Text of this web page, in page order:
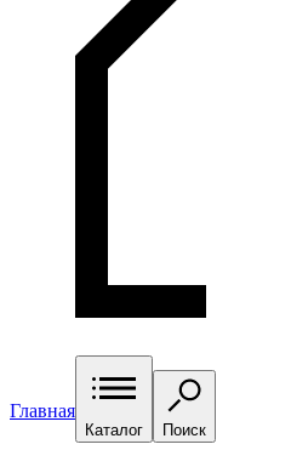
Главная
Каталог Поиск